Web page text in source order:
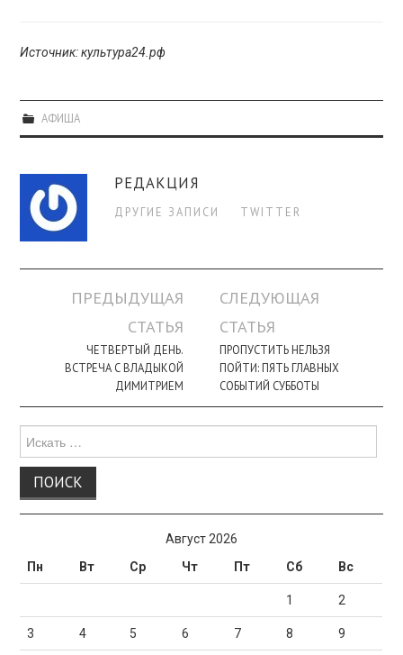
Источник: культура24.рф
АФИША
РЕДАКЦИЯ
ДРУГИЕ ЗАПИСИ TWITTER
Навигация
записи
ПРЕДЫДУЩАЯ
СТАТЬЯ
ЧЕТВЕРТЫЙ ДЕНЬ.
ВСТРЕЧА С ВЛАДЫКОЙ
ДИМИТРИЕМ
СЛЕДУЮЩАЯ
СТАТЬЯ
ПРОПУСТИТЬ НЕЛЬЗЯ
ПОЙТИ: ПЯТЬ ГЛАВНЫХ
СОБЫТИЙ СУББОТЫ
для:
Август 2026
Пн
Вт Ср Чт Пт Сб Вс
1 2
3 4 5 6 7 8 9